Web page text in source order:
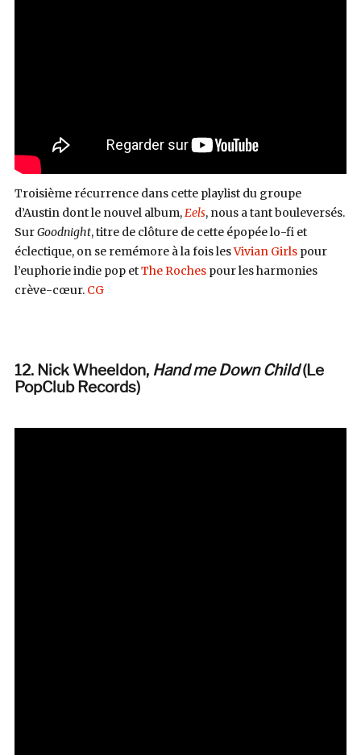
Troisième récurrence dans cette playlist du groupe
d’Austin dont le nouvel album,Eels, nous a tant bouleversés.
SurGoodnight, titre de clôture de cette épopée lo-fi et
éclectique, on se remémore à la fois lesVivian Girlspour
l’euphorie indie pop etThe Rochespour les harmonies
crève-cœur. CG
12. Nick Wheeldon, Hand me Down Child(Le
PopClub Records)